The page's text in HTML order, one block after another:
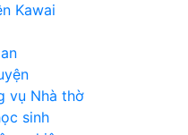
Kawai
vụ Nhà thờ
sinh